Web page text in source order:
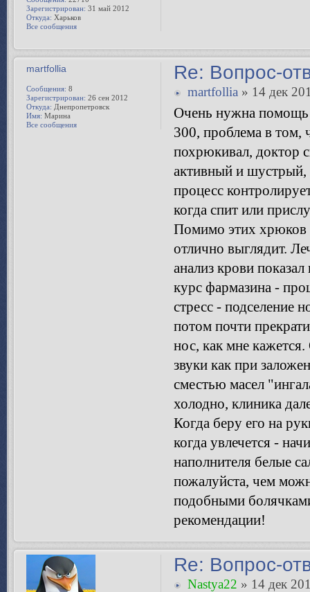
Зарегистрирован: 31 май 2012
Откуда: Харьков
Все сообщения
Re: Вопрос-
martfollia » 14 дек
Очень нужна помощь!
300, проблема в том,
похрюкивал, доктор
активный и шустрый,
процесс
когда спит или
Помимо этих хрюков
отлично выглядит.
анализ крови
курс фармазина -
стресс - подселение
потом почти
нос, как мне
звуки как при
сместью масел
холодно, клиника
Когда беру его на
когда увлечется -
наполнителя белые
пожалуйста, чем
подобными
рекомендации!
martfollia
Сообщения: 8
Зарегистрирован: 26 сен 2012
Откуда: Днепропетровск
Имя: Марина
Все сообщения
Re: Вопрос-
Nastya22 » 14 дек